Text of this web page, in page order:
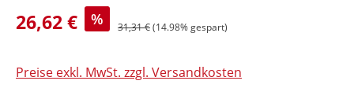
26,62 € % 31,31 €(14.98% gespart)
Preise exkl. MwSt. zzgl. Versandkosten